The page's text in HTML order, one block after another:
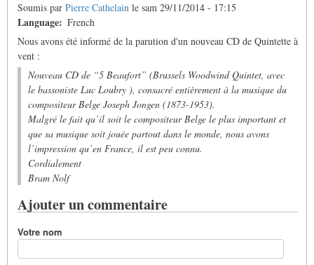
Soumis par Pierre Cathelain le sam 29/11/2014 - 17:15
Language
French
Nous avons été informé de la parution d'un nouveau CD de Quintette à
vent :
Nouveau CD de “5 Beaufort” (Brussels Woodwind Quintet, avec
le bassoniste Luc Loubry ), consacré entièrement à la musique du
compositeur Belge Joseph Jongen (1873-1953).
Malgré le fait qu’il soit le compositeur Belge le plus important et
que sa musique soit jouée partout dans le monde, nous avons
l’impression qu’en France, il est peu connu.
Cordialement
Bram Nolf
Ajouter un commentaire
Votre nom